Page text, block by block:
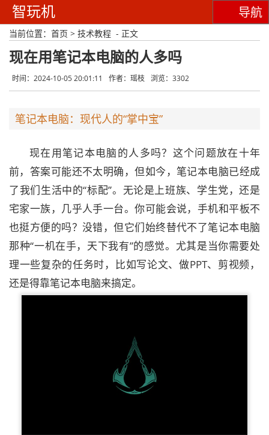
智玩机 导航
当前位置： 首页 > 技术教程 - 正文
现在用笔记本电脑的人多吗
时间：2024-10-05 20:01:11 作者：瑶枝 浏览：3302
笔记本电脑：现代人的“掌中宝”
现在用笔记本电脑的人多吗？这个问题放在十年
前，答案可能还不太明确，但如今，笔记本电脑已经成
了我们生活中的“标配”。无论是上班族、学生党，还是
宅家一族，几乎人手一台。你可能会说，手机和平板不
也挺方便的吗？没错，但它们始终替代不了笔记本电脑
那种“一机在手，天下我有”的感觉。尤其是当你需要处
理一些复杂的任务时，比如写论文、做PPT、剪视频，
还是得靠笔记本电脑来搞定。